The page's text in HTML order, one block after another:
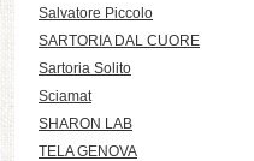
Salvatore Piccolo
SARTORIA DAL CUORE
Sartoria Solito
Sciamat
SHARON LAB
TELA GENOVA